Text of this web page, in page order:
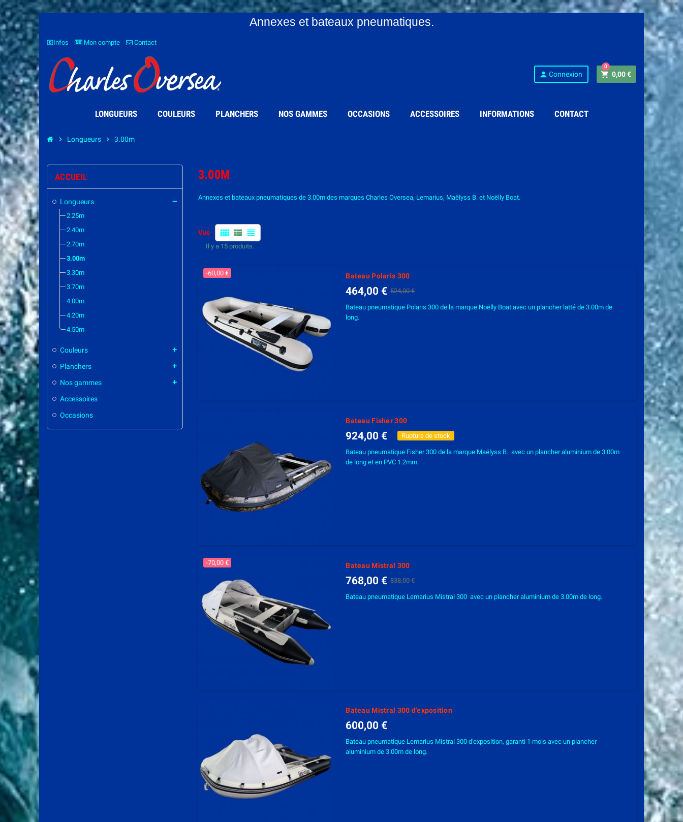
Annexes et bateaux pneumatiques.
settings_brightnessInfos Mon compte Contact
person Connexion shopping_cart 0,00 €
0
LONGUEURS COULEURS PLANCHERS NOS GAMMES OCCASIONS ACCESSOIRES INFORMATIONS CONTACT
chevron_right Longueurs chevron_right 3.00m
ACCUEIL
Longueurs remove
2.25m
2.40m
2.70m
3.00m
3.30m
3.70m
4.00m
4.20m
4.50m
Couleurs add
Planchers add
Nos gammes add
Accessoires
Occasions
3.00M
Annexes et bateaux pneumatiques de 3.00m des marques Charles Oversea, Lemarius, Maëlyss B. et Noëlly Boat.
Vue view_comfy view_list view_headline
Il y a 15 produits.
-60,00 € Bateau Polaris 300
464,00 € 524,00 €
Bateau pneumatique Polaris 300 de la marque Noëlly Boat avec un plancher latté de 3.00m de
long.
Bateau Fisher 300
924,00 € Rupture de stock
Bateau pneumatique Fisher 300 de la marque Maëlyss B. avec un plancher aluminium de 3.00m
de long et en PVC 1.2mm.
-70,00 € Bateau Mistral 300
768,00 € 838,00 €
Bateau pneumatique Lemarius Mistral 300 avec un plancher aluminium de 3.00m de long.
Bateau Mistral 300 d'exposition
600,00 €
Bateau pneumatique Lemarius Mistral 300 d'exposition, garanti 1 mois avec un plancher
aluminium de 3.00m de long.